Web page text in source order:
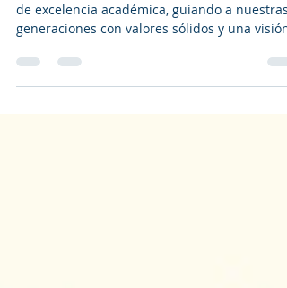
de excelencia académica, guiando a nuestras
generaciones con valores sólidos y una visión